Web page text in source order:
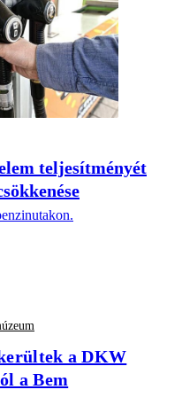
teljesítményét
a DKW
a Bem